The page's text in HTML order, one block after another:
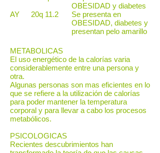
OBESIDAD y diabetes
AY
20q 11.2
Se presenta en
OBESIDAD, diabetes y
presentan pelo amarillo
METABOLICAS
El uso energético de la calorías varia
considerablemente entre una persona y
otra.
Algunas personas son mas eficientes en lo
que se refiere a la utilización de calorías
para poder mantener la temperatura
corporal y para llevar a cabo los procesos
metabólicos.
PSICOLOGICAS
Recientes descubrimientos han